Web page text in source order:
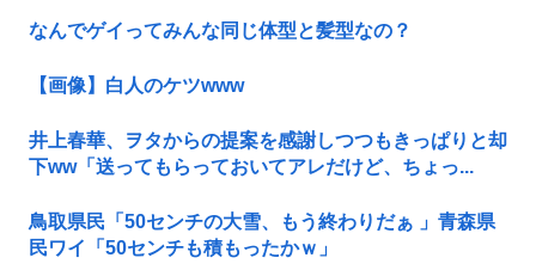
なんでゲイってみんな同じ体型と髪型なの？
【画像】白人のケツwww
井上春華、ヲタからの提案を感謝しつつもきっぱりと却
下ww「送ってもらっておいてアレだけど、ちょっ...
鳥取県民「50センチの大雪、もう終わりだぁ 」青森県
民ワイ「50センチも積もったかｗ」